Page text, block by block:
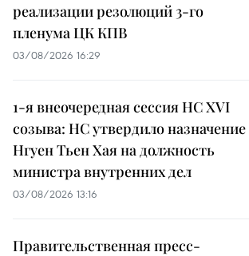
реализации резолюций 3-го
пленума ЦК КПВ
03/08/2026 16:29
1-я внеочередная сессия НС XVI
созыва: НС утвердило назначение
Нгуен Тьен Хая на должность
министра внутренних дел
03/08/2026 13:16
Правительственная пресс-